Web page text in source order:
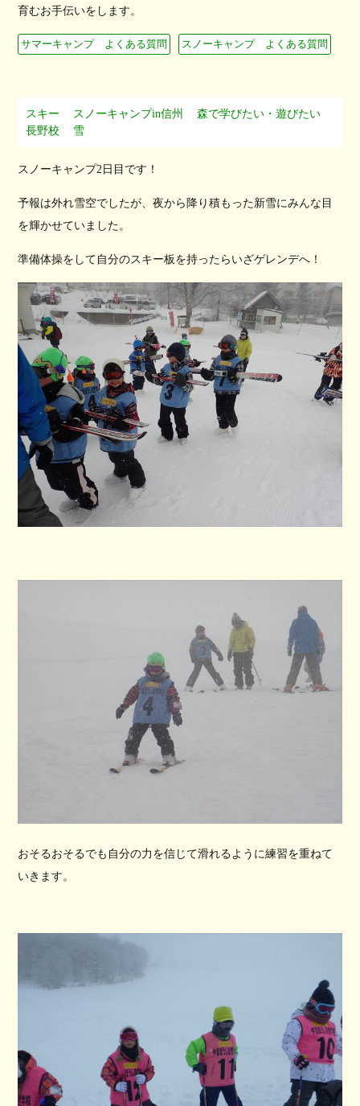
育むお手伝いをします。
サマーキャンプ よくある質問 スノーキャンプ よくある質問
スキー スノーキャンプin信州
森で学びたい・遊びたい
長野校
雪
スノーキャンプ2日目です！
予報は外れ雪空でしたが、夜から降り積もった新雪にみんな目
を輝かせていました。
準備体操をして自分のスキー板を持ったらいざゲレンデへ！
おそるおそるでも自分の力を信じて滑れるように練習を重ねて
いきます。